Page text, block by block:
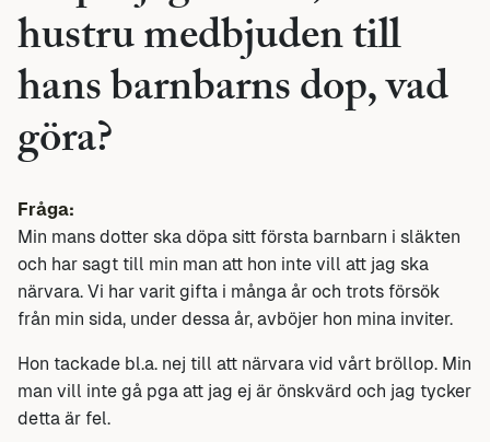
hustru medbjuden till
hans barnbarns dop, vad
göra?
Fråga:
Min mans dotter ska döpa sitt första barnbarn i släkten
och har sagt till min man att hon inte vill att jag ska
närvara. Vi har varit gifta i många år och trots försök
från min sida, under dessa år, avböjer hon mina inviter.
Hon tackade bl.a. nej till att närvara vid vårt bröllop. Min
man vill inte gå pga att jag ej är önskvärd och jag tycker
detta är fel.